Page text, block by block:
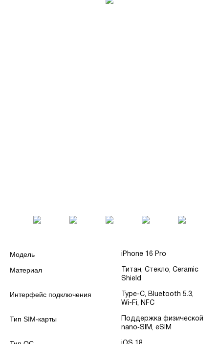
Модель iPhone 16 Pro
Материал
Титан, Стекло, Ceramic
Shield
Интерфейс подключения
Type-C, Bluetooth 5.3,
Wi-Fi, NFC
Тип SIM-карты
Поддержка физической
nano‑SIM, eSIM